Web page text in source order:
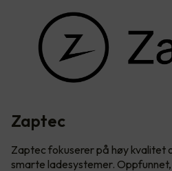
Zaptec
Zaptec fokuserer på høy kvalitet
smarte ladesystemer.